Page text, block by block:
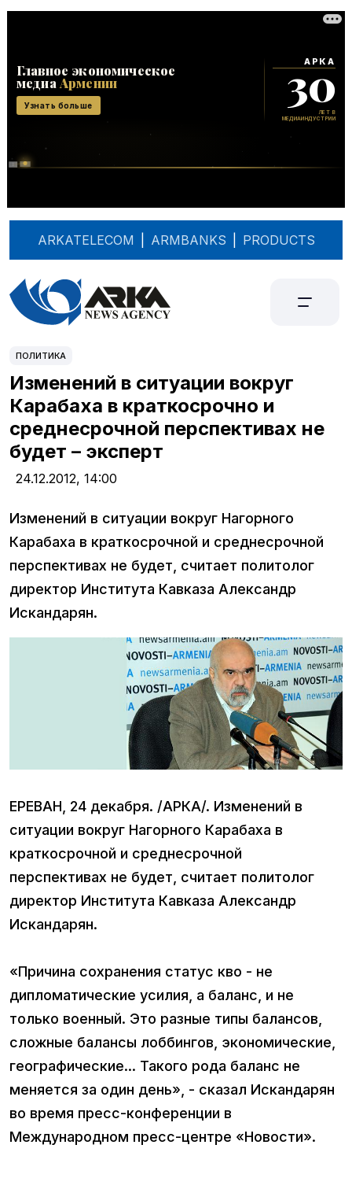
ARKATELECOM ARMBANKS PRODUCTS
ПОЛИТИКА
Изменений в ситуации вокруг
Карабаха в краткосрочно и
среднесрочной перспективах не
будет – эксперт
24.12.2012, 14:00
Изменений в ситуации вокруг Нагорного
Карабаха в краткосрочной и среднесрочной
перспективах не будет, считает политолог
директор Института Кавказа Александр
Искандарян.
ЕРЕВАН, 24 декабря. /АРКА/. Изменений в
ситуации вокруг Нагорного Карабаха в
краткосрочной и среднесрочной
перспективах не будет, считает политолог
директор Института Кавказа Александр
Искандарян.
«Причина сохранения статус кво - не
дипломатические усилия, а баланс, и не
только военный. Это разные типы балансов,
сложные балансы лоббингов, экономические,
географические... Такого рода баланс не
меняется за один день», - сказал Искандарян
во время пресс-конференции в
Международном пресс-центре «Новости».